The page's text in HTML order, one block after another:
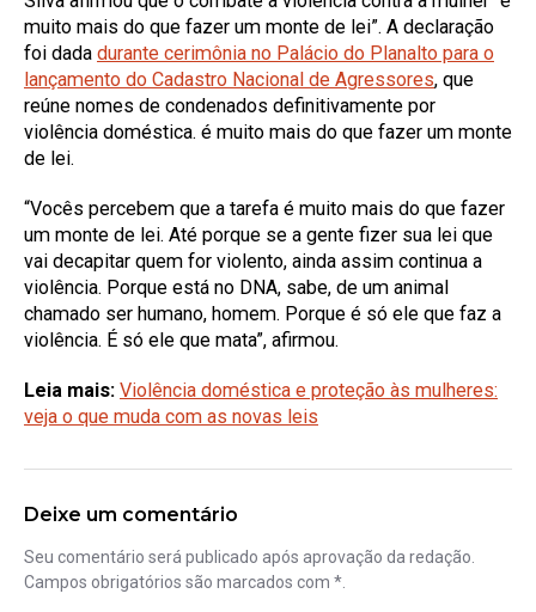
muito mais do que fazer um monte de lei”. A declaração
foi dada durante cerimônia no Palácio do Planalto para o
lançamento do Cadastro Nacional de Agressores, que
reúne nomes de condenados definitivamente por
violência doméstica. é muito mais do que fazer um monte
de lei.
“Vocês percebem que a tarefa é muito mais do que fazer
um monte de lei. Até porque se a gente fizer sua lei que
vai decapitar quem for violento, ainda assim continua a
violência. Porque está no DNA, sabe, de um animal
chamado ser humano, homem. Porque é só ele que faz a
violência. É só ele que mata”, afirmou.
Leia mais: Violência doméstica e proteção às mulheres:
veja o que muda com as novas leis
Deixe um comentário
Seu comentário será publicado após aprovação da redação.
Campos obrigatórios são marcados com *.